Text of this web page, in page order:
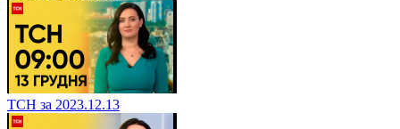
ТСН за 2023.12.13